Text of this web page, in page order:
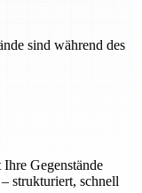
sind während des
Gegenstände
strukturiert, schnell